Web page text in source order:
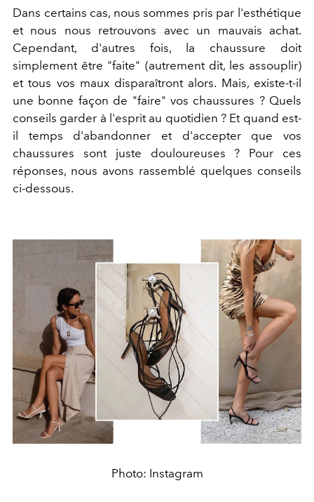
Dans certains cas, nous sommes pris par l'esthétique
et nous nous retrouvons avec un mauvais achat.
Cependant, d'autres fois, la chaussure doit
simplement être "faite" (autrement dit, les assouplir)
et tous vos maux disparaîtront alors. Mais, existe-t-il
une bonne façon de "faire" vos chaussures ? Quels
conseils garder à l'esprit au quotidien ? Et quand est-
il temps d'abandonner et d'accepter que vos
chaussures sont juste douloureuses ? Pour ces
réponses, nous avons rassemblé quelques conseils
ci-dessous.
Photo: Instagram